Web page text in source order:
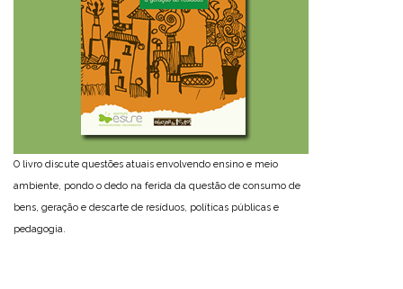
O livro discute questões atuais envolvendo ensino e meio
ambiente, pondo o dedo na ferida da questão de consumo de
bens, geração e descarte de resíduos, políticas públicas e
pedagogia.